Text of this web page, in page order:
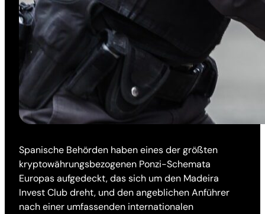
Spanische Behörden haben eines der größten
kryptowährungsbezogenen Ponzi-Schemata
Europas aufgedeckt, das sich um den Madeira
Invest Club dreht, und den angeblichen Anführer
nach einer umfassenden internationalen